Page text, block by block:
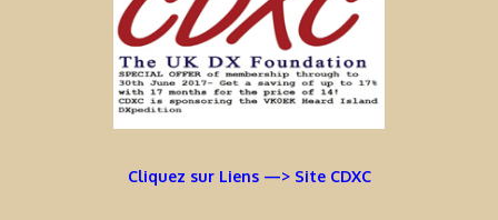
Cliquez sur Liens —> Site CDXC